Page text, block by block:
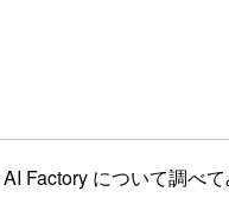
Factory について調べて